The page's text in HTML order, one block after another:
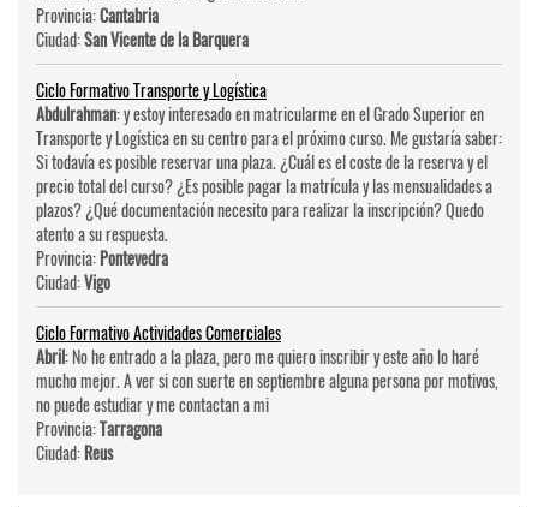
Provincia:Cantabria
Ciudad:San Vicente de la Barquera
Ciclo Formativo Transporte y Logística
Abdulrahman: y estoy interesado en matricularme en el Grado Superior en
Transporte y Logística en su centro para el próximo curso. Me gustaría saber:
Si todavía es posible reservar una plaza. ¿Cuál es el coste de la reserva y el
precio total del curso? ¿Es posible pagar la matrícula y las mensualidades a
plazos? ¿Qué documentación necesito para realizar la inscripción? Quedo
atento a su respuesta.
Provincia:Pontevedra
Ciudad:Vigo
Ciclo Formativo Actividades Comerciales
Abril: No he entrado a la plaza, pero me quiero inscribir y este año lo haré
mucho mejor. A ver si con suerte en septiembre alguna persona por motivos,
no puede estudiar y me contactan a mi
Provincia:Tarragona
Ciudad:Reus